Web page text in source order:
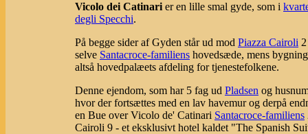
Vicolo dei Catinari er en lille smal gyde, som i
degli Specchi.
På begge sider af Gyden står ud mod Piazza Cairoli
selve Santacroce-familiens hovedsæde, mens
altså hovedpalæets afdeling for tjenestefolkene.
Denne ejendom, som har 5 fag ud Pladsen og
hvor der fortsættes med en lav havemur og derpå
en Bue over Vicolo de' Catinari Santacroce-familiens
Cairoli 9 - et eksklusivt hotel kaldet "The Spanish